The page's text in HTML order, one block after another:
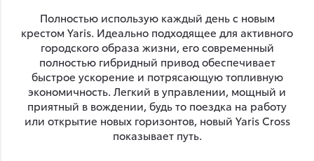
Полностью использую каждый день с новым
крестом Yaris. Идеально подходящее для активного
городского образа жизни, его современный
полностью гибридный привод обеспечивает
быстрое ускорение и потрясающую топливную
экономичность. Легкий в управлении, мощный и
приятный в вождении, будь то поездка на работу
или открытие новых горизонтов, новый Yaris Cross
показывает путь.